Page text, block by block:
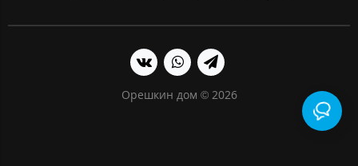
Орешкин дом © 2026